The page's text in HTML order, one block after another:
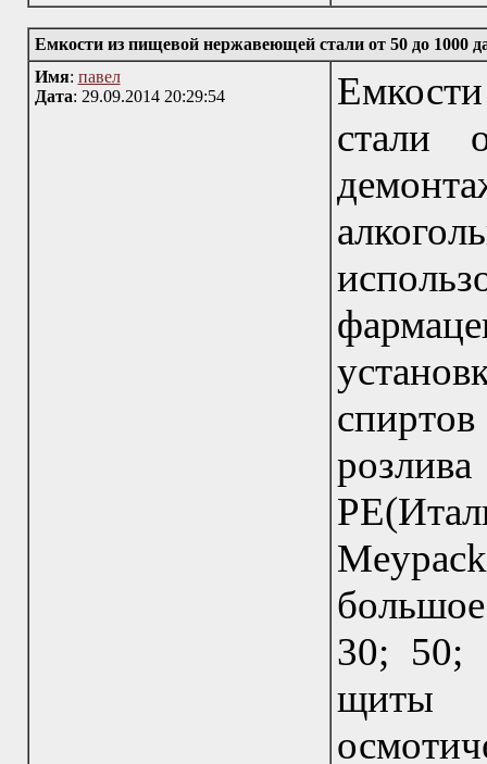
Емкости из пищевой нержавеющей стали от 50 до 1000
Имя: павел
Дата: 29.09.2014 20:29:54
стали
30; 50;
щиты